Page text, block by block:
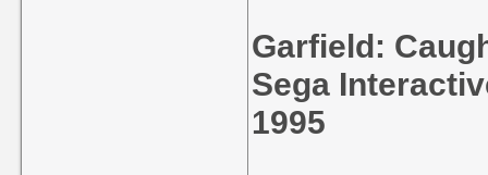
Garfield:
Sega
1995